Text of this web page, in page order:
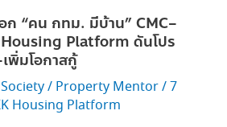
ก “คน กทม. มีบ้าน” CMC–
Platform ดันโปร
พิ่มโอกาสกู้
/ Property Mentor/7
Housing Platform